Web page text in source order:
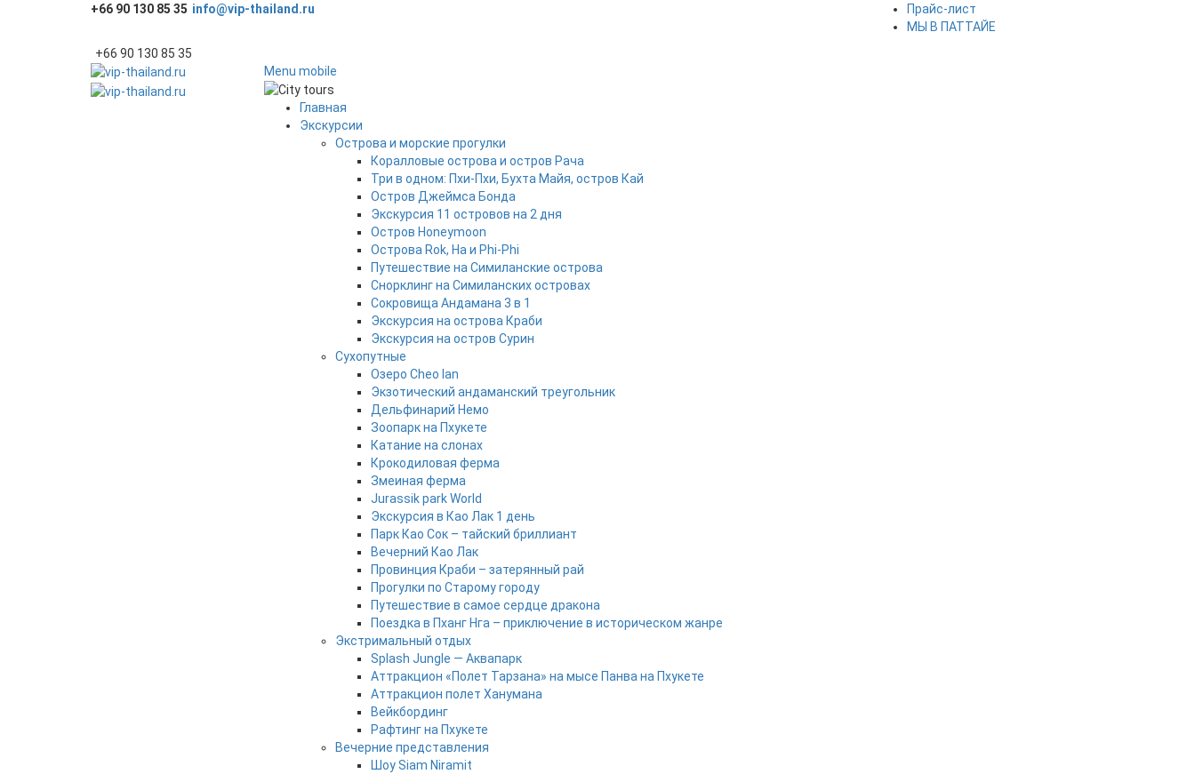
+66 90 130 85 35 info@vip-thailand.ru
Прайс-лист
МЫ В ПАТТАЙЕ
+66 90 130 85 35
Menu mobile
Главная
Экскурсии
Острова и морские прогулки
Коралловые острова и остров Рача
Три в одном: Пхи-Пхи, Бухта Майя, остров Кай
Остров Джеймса Бонда
Экскурсия 11 островов на 2 дня
Остров Honeymoon
Острова Rok, Ha и Phi-Phi
Путешествие на Симиланские острова
Снорклинг на Симиланских островах
Сокровища Андамана 3 в 1
Экскурсия на острова Краби
Экскурсия на остров Сурин
Сухопутные
Озеро Cheo lan
Экзотический андаманский треугольник
Дельфинарий Немо
Зоопарк на Пхукете
Катание на слонах
Крокодиловая ферма
Змеиная ферма
Jurassik park World
Экскурсия в Као Лак 1 день
Парк Као Сок – тайский бриллиант
Вечерний Као Лак
Провинция Краби – затерянный рай
Прогулки по Старому городу
Путешествие в самое сердце дракона
Поездка в Пханг Нга – приключение в историческом жанре
Экстримальный отдых
Splash Jungle — Аквапарк
Аттракцион «Полет Тарзана» на мысе Панва на Пхукете
Аттракцион полет Ханумана
Вейкбординг
Рафтинг на Пхукете
Вечерние представления
Шоу Siam Niramit